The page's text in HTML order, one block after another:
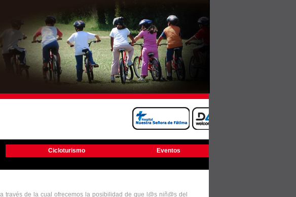
Cicloturismo
Eventos
de la cual ofrecemos la posibilidad de que l@s niñ@s del